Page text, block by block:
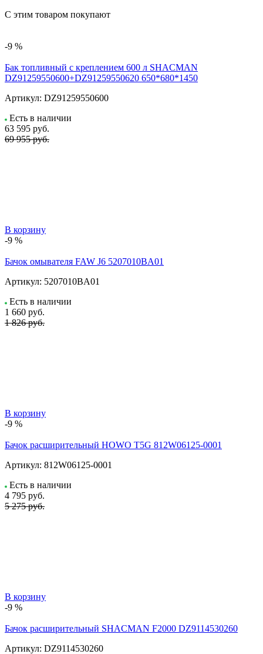
С этим товаром покупают
-9 %
Бак топливный с креплением 600 л SHACMAN
DZ91259550600+DZ91259550620 650*680*1450
Артикул: DZ91259550600
Есть в наличии
63 595 руб.
69 955 руб.
В корзину
-9 %
Бачок омывателя FAW J6 5207010BA01
Артикул: 5207010BA01
Есть в наличии
1 660 руб.
1 826 руб.
В корзину
-9 %
Бачок расширительный HOWO T5G 812W06125-0001
Артикул: 812W06125-0001
Есть в наличии
4 795 руб.
5 275 руб.
В корзину
-9 %
Бачок расширительный SHACMAN F2000 DZ9114530260
Артикул: DZ9114530260